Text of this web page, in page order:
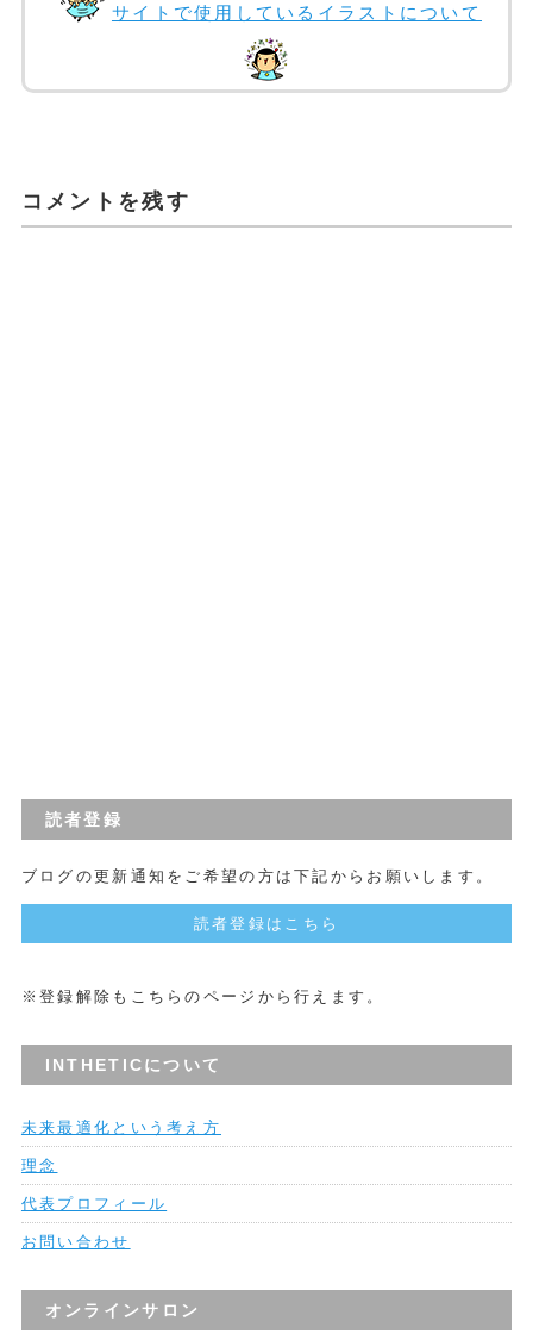
サイトで使用しているイラストについて
コメントを残す
読者登録
ブログの更新通知をご希望の方は下記からお願いします。
読者登録はこちら
※登録解除もこちらのページから行えます。
INTHETICについて
未来最適化という考え方
理念
代表プロフィール
お問い合わせ
オンラインサロン